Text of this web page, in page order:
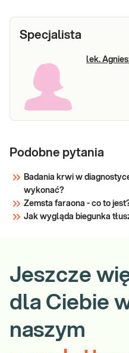
Specjalista
lek.
Podobne pytania
Badania krwi w
wykonać?
Zemsta faraona - co to
Jak wygląda biegunka
Jeszcze
dla Ciebie
naszym